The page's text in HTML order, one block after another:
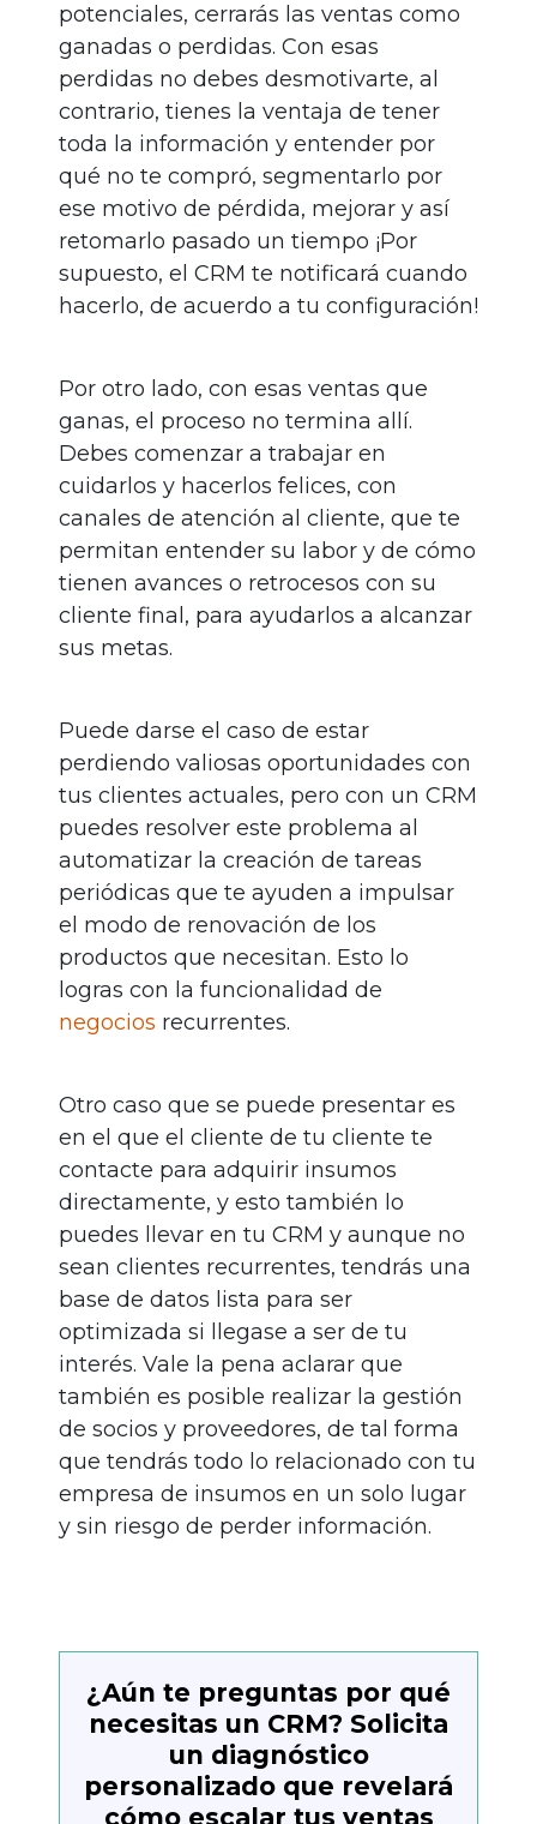
potenciales, cerrarás las ventas como
ganadas o perdidas. Con esas
perdidas no debes desmotivarte, al
contrario, tienes la ventaja de tener
toda la información y entender por
qué no te compró, segmentarlo por
ese motivo de pérdida, mejorar y así
retomarlo pasado un tiempo ¡Por
supuesto, el CRM te notificará cuando
hacerlo, de acuerdo a tu configuración!
Por otro lado, con esas ventas que
ganas, el proceso no termina allí.
Debes comenzar a trabajar en
cuidarlos y hacerlos felices, con
canales de atención al cliente, que te
permitan entender su labor y de cómo
tienen avances o retrocesos con su
cliente final, para ayudarlos a alcanzar
sus metas.
Puede darse el caso de estar
perdiendo valiosas oportunidades con
tus clientes actuales, pero con un CRM
puedes resolver este problema al
automatizar la creación de tareas
periódicas que te ayuden a impulsar
el modo de renovación de los
productos que necesitan. Esto lo
logras con la funcionalidad de
negocios recurrentes.
Otro caso que se puede presentar es
en el que el cliente de tu cliente te
contacte para adquirir insumos
directamente, y esto también lo
puedes llevar en tu CRM y aunque no
sean clientes recurrentes, tendrás una
base de datos lista para ser
optimizada si llegase a ser de tu
interés. Vale la pena aclarar que
también es posible realizar la gestión
de socios y proveedores, de tal forma
que tendrás todo lo relacionado con tu
empresa de insumos en un solo lugar
y sin riesgo de perder información.
¿Aún te preguntas por qué
necesitas un CRM? Solicita
un diagnóstico
personalizado que revelará
cómo escalar tus ventas